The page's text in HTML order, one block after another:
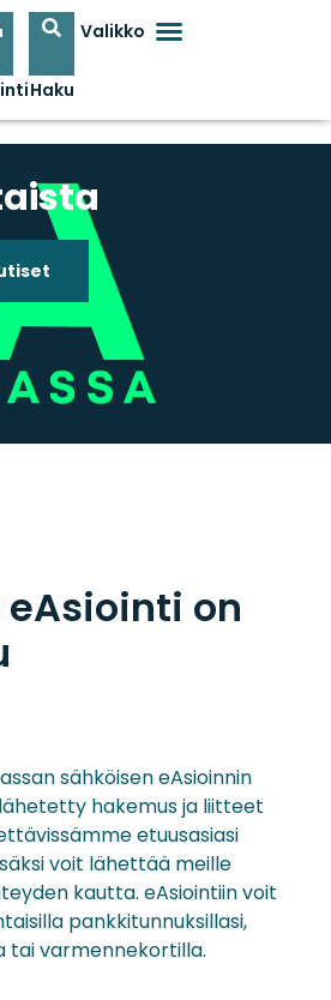
on
sähköisen eAsioinnin
hakemus ja liitteet
etuusasiasi
voit lähettää meille
kautta. eAsiointiin voit
pankkitunnuksillasi,
tai varmennekortilla.